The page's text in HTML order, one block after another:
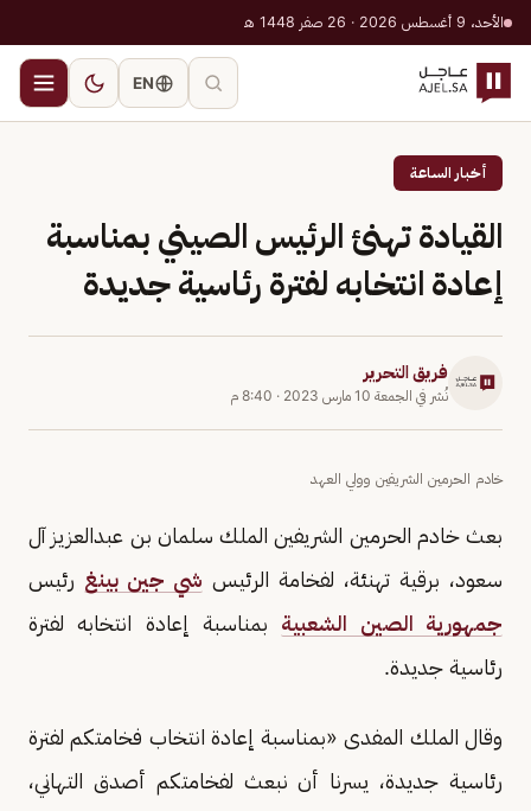
الأحد، 9 أغسطس 2026 · 26 صفر 1448 هـ
EN
أخبار الساعة
القيادة تهنئ الرئيس الصيني بمناسبة
إعادة انتخابه لفترة رئاسية جديدة
فريق التحرير
نُشر في الجمعة 10 مارس 2023 · 8:40 م
خادم الحرمين الشريفين وولي العهد
بعث خادم الحرمين الشريفين الملك سلمان بن عبدالعزيز آل
سعود، برقية تهنئة، لفخامة الرئيس شي جين بينغ رئيس
جمهورية الصين الشعبية بمناسبة إعادة انتخابه لفترة
رئاسية جديدة.
وقال الملك المفدى «بمناسبة إعادة انتخاب فخامتكم لفترة
رئاسية جديدة، يسرنا أن نبعث لفخامتكم أصدق التهاني،